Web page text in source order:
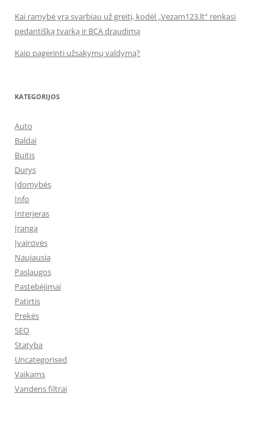
Kai ramybė yra svarbiau už greitį, kodėl „Vezam123.lt“ renkasi
pedantišką tvarką ir BCA draudimą
Kaip pagerinti užsakymų valdymą?
KATEGORIJOS
Auto
Baldai
Buitis
Durys
Įdomybės
Info
Interjeras
Įranga
Įvairovės
Naujausia
Paslaugos
Pastebėjimai
Patirtis
Prekės
SEO
Statyba
Uncategorised
Vaikams
Vandens filtrai